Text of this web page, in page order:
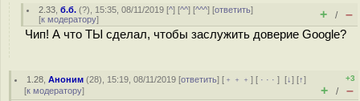
2.33 ,б.б. (?), 15:35, 08/11/2019 [^] [^^] [^^^] [ответить]
[к модератору] + / –
Чип! А что ТЫ сделал, чтобы заслужить доверие Google?
1.28 ,Аноним (28), 15:19, 08/11/2019 [ответить] [ ﹢﹢﹢] [ · · ·][↓] [↑]
[к модератору]
+3
+ / –